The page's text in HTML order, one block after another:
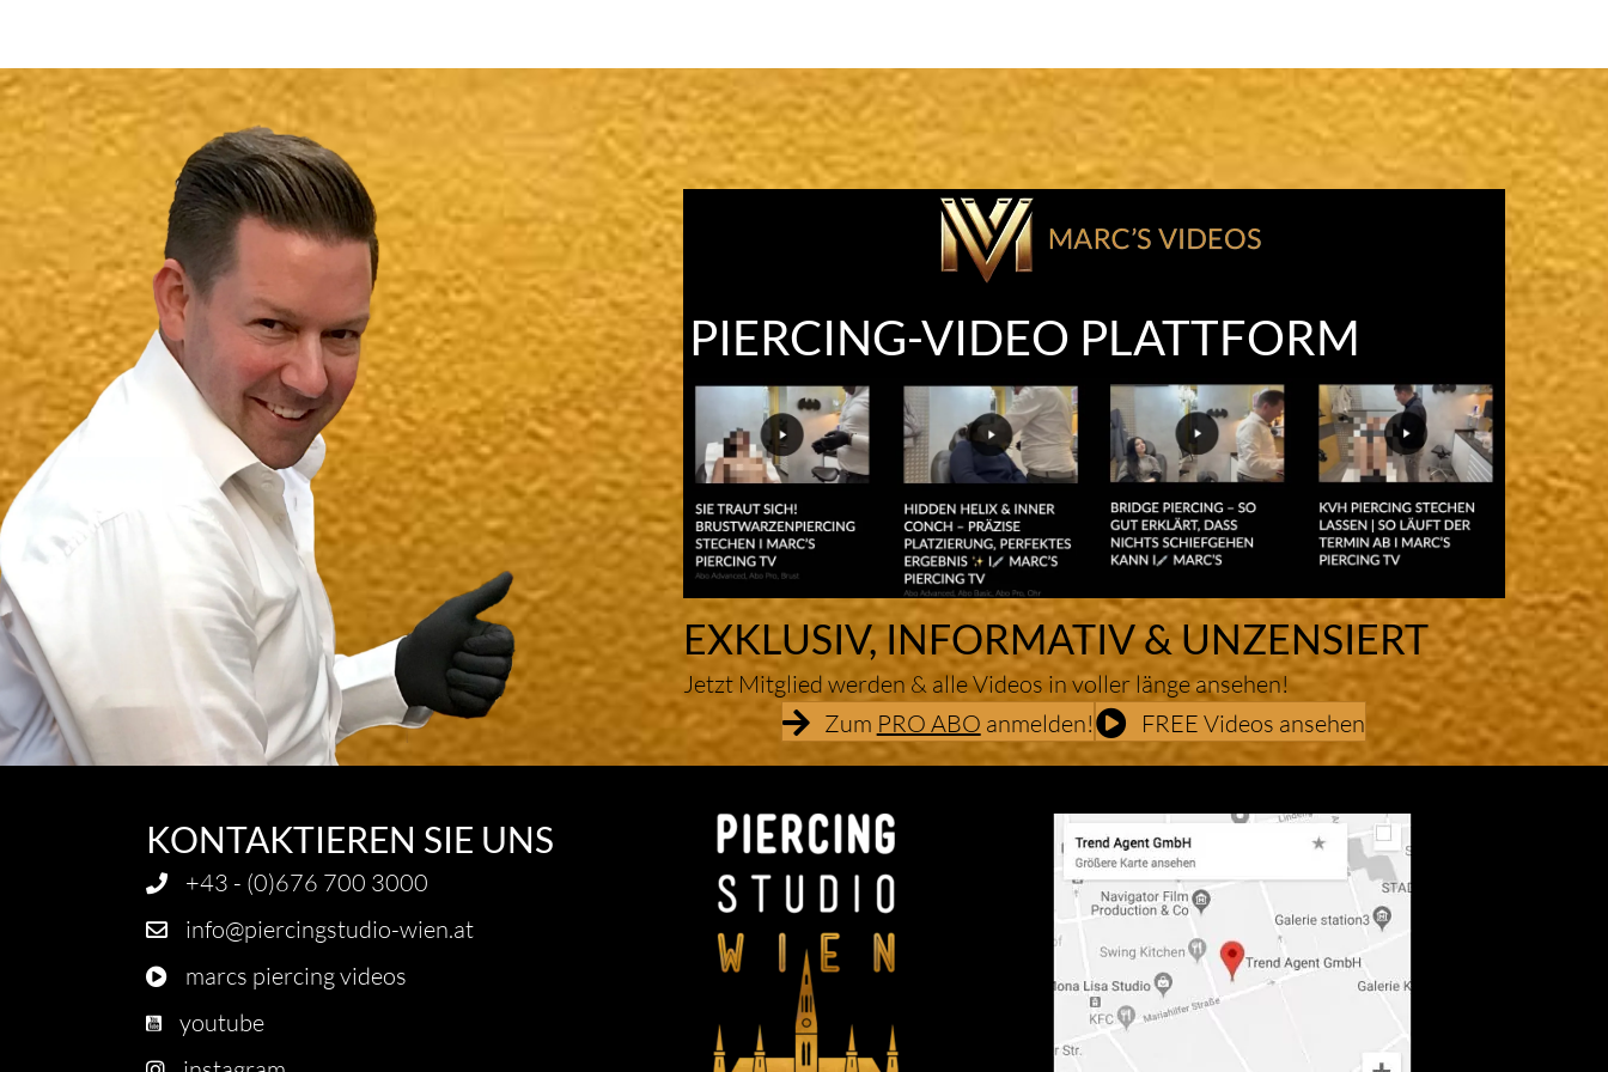
PIERCING-VIDEO PLATTFORM
EXKLUSIV, INFORMATIV & UNZENSIERT
Jetzt Mitglied werden & alle Videos in voller länge ansehen!
Zum PRO ABO anmelden! FREE Videos ansehen
KONTAKTIEREN SIE UNS
+43 - (0)676 700 3000
info@piercingstudio-wien.at
marcs piercing videos
youtube